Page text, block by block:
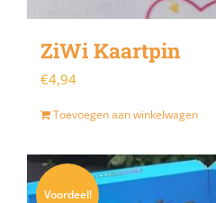
ZiWi Kaartpin
€4,94
Toevoegen aan winkelwagen
Sale!
Voordeel!